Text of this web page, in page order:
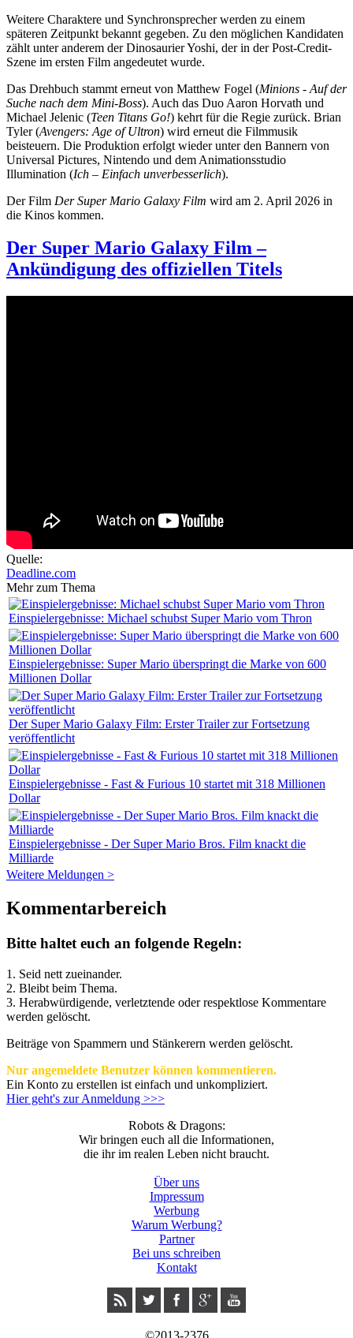
Weitere Charaktere und Synchronsprecher werden zu einem
späteren Zeitpunkt bekannt gegeben. Zu den möglichen Kandidaten
zählt unter anderem der Dinosaurier Yoshi, der in der Post-Credit-
Szene im ersten Film angedeutet wurde.
Das Drehbuch stammt erneut von Matthew Fogel (Minions - Auf der
Suche nach dem Mini-Boss). Auch das Duo Aaron Horvath und
Michael Jelenic (Teen Titans Go!) kehrt für die Regie zurück. Brian
Tyler (Avengers: Age of Ultron) wird erneut die Filmmusik
beisteuern. Die Produktion erfolgt wieder unter den Bannern von
Universal Pictures, Nintendo und dem Animationsstudio
Illumination (Ich – Einfach unverbesserlich).
Der Film Der Super Mario Galaxy Film wird am 2. April 2026 in
die Kinos kommen.
Der Super Mario Galaxy Film –
Ankündigung des offiziellen Titels
Quelle:
Deadline.com
Mehr zum Thema
Einspielergebnisse: Michael schubst Super Mario vom Thron
Einspielergebnisse: Super Mario überspringt die Marke von 600
Millionen Dollar
Der Super Mario Galaxy Film: Erster Trailer zur Fortsetzung
veröffentlicht
Einspielergebnisse - Fast & Furious 10 startet mit 318 Millionen
Dollar
Einspielergebnisse - Der Super Mario Bros. Film knackt die
Milliarde
Weitere Meldungen >
Kommentarbereich
Bitte haltet euch an folgende Regeln:
1. Seid nett zueinander.
2. Bleibt beim Thema.
3. Herabwürdigende, verletztende oder respektlose Kommentare
werden gelöscht.
Beiträge von Spammern und Stänkerern werden gelöscht.
Nur angemeldete Benutzer können kommentieren.
Ein Konto zu erstellen ist einfach und unkompliziert.
Hier geht's zur Anmeldung >>>
Robots & Dragons:
Wir bringen euch all die Informationen,
die ihr im realen Leben nicht braucht.
Über uns
Impressum
Werbung
Warum Werbung?
Partner
Bei uns schreiben
Kontakt
©2013-2376